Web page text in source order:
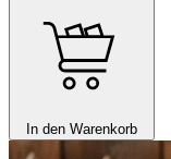
In den Warenkorb